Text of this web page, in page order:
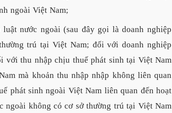
ngoài Việt Nam;
nước ngoài (sau đây gọi là doanh nghiệp
trú tại Việt Nam; đối với doanh nghiệp
với thu nhập chịu thuế phát sinh tại Việt Nam
mà khoản thu nhập nhập không liên quan
phát sinh ngoài Việt Nam liên quan đến hoạt
ngoài không có cơ sở thường trú tại Việt Nam